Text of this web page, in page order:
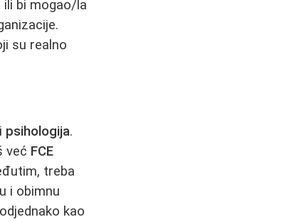
ili bi mogao/la
su realno
i psihologija.
već FCE
treba
i obimnu
kao